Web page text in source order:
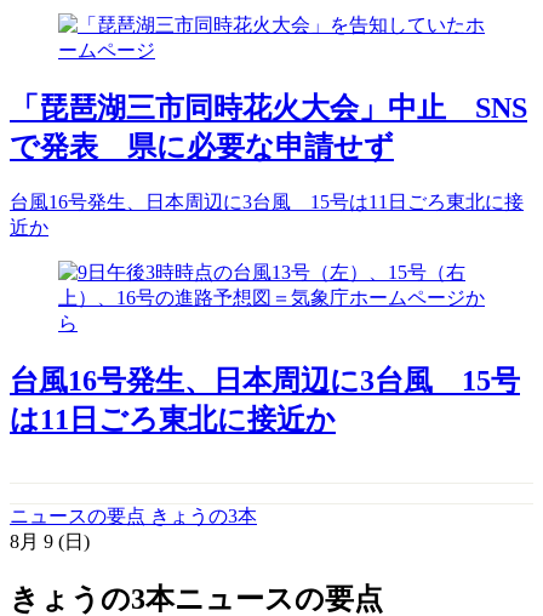
「琵琶湖三市同時花火大会」中止 SNS
で発表 県に必要な申請せず
台風16号発生、日本周辺に3台風 15号は11日ごろ東北に接
近か
台風16号発生、日本周辺に3台風 15号
は11日ごろ東北に接近か
ニュースの要点 きょうの3本
8月 9 (日)
きょうの3本ニュースの要点